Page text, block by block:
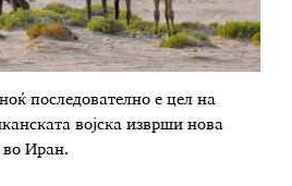
последователно е цел на
војска изврши нова
во Иран.